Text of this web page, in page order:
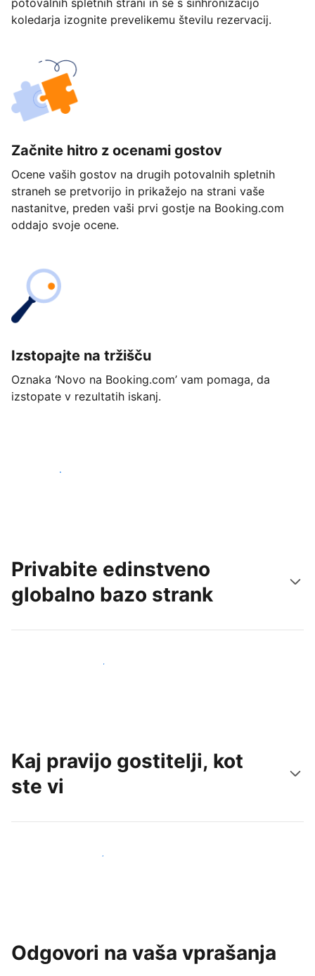
potovalnih spletnih strani in se s sinhronizacijo
koledarja izognite prevelikemu številu rezervacij.
Začnite hitro z ocenami gostov
Ocene vaših gostov na drugih potovalnih spletnih
straneh se pretvorijo in prikažejo na strani vaše
nastanitve, preden vaši prvi gostje na Booking.com
oddajo svoje ocene.
Izstopajte na tržišču
Oznaka ‘Novo na Booking.com’ vam pomaga, da
izstopate v rezultatih iskanj.
Začnite danes
Privabite edinstveno
globalno bazo strank
Pridobite nove goste še danes
Kaj pravijo gostitelji, kot
ste vi
Pridruži se drugim gostiteljem
Odgovori na vaša vprašanja